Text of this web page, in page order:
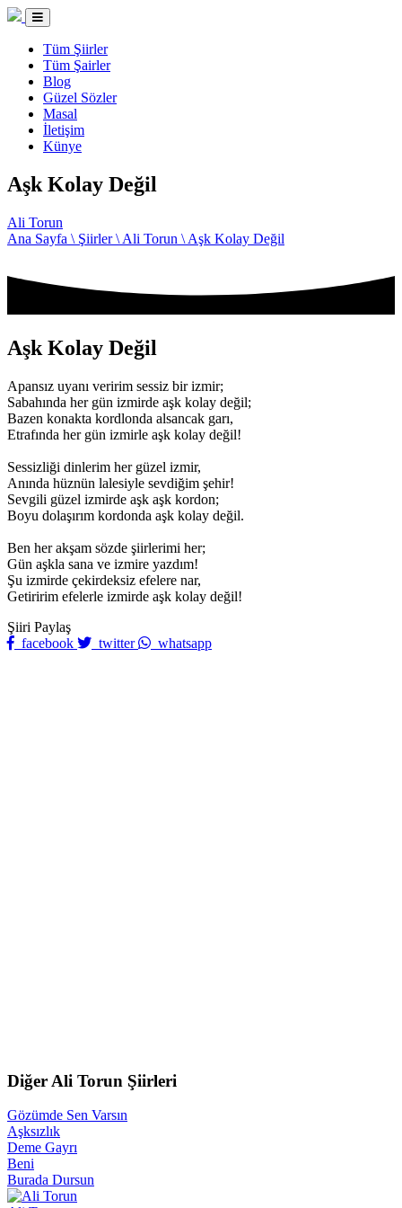
Tüm Şiirler
Tüm Şairler
Blog
Güzel Sözler
Masal
İletişim
Künye
Aşk Kolay Değil
Ali Torun
Ana Sayfa \ Şiirler \ Ali Torun \ Aşk Kolay Değil
Aşk Kolay Değil
Apansız uyanı veririm sessiz bir izmir;
Sabahında her gün izmirde aşk kolay değil;
Bazen konakta kordlonda alsancak garı,
Etrafında her gün izmirle aşk kolay değil!
Sessizliği dinlerim her güzel izmir,
Anında hüznün lalesiyle sevdiğim şehir!
Sevgili güzel izmirde aşk aşk kordon;
Boyu dolaşırım kordonda aşk kolay değil.
Ben her akşam sözde şiirlerimi her;
Gün aşkla sana ve izmire yazdım!
Şu izmirde çekirdeksiz efelere nar,
Getiririm efelerle izmirde aşk kolay değil!
Şiiri Paylaş
facebook
twitter whatsapp
Diğer Ali Torun Şiirleri
Gözümde Sen Varsın
Aşksızlık
Deme Gayrı
Beni
Burada Dursun